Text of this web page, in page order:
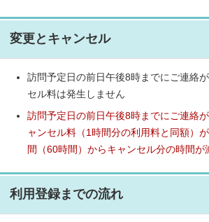
変更とキャンセル
訪問予定日の前日午後8時までにご連絡
セル料は発生しません
訪問予定日の前日午後8時までにご連絡
ャンセル料（1時間分の利用料と同額）
間（60時間）からキャンセル分の時間が
利用登録までの流れ